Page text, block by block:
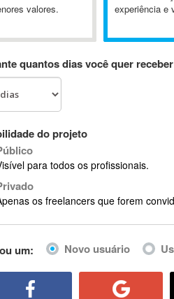
Live
Window Toolkit (AWT)
valores.
experiência e
quantos dias você quer
do projeto
para todos os profissionais.
os freelancers que forem
um: Novo usuário